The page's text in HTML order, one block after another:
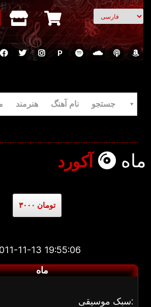
انتخاب زبان
P
جستجو نام آهنگ هنرمند
ماه آکورد
۳۰۰۰ تومان
11-13 19:55:06
ماه
سبک موسیقی: